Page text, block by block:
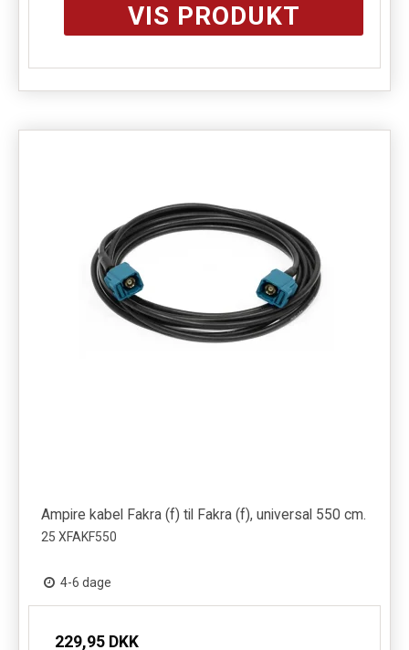
VIS PRODUKT
Ampire kabel Fakra (f) til Fakra (f), universal 550 cm.
25 XFAKF550
4-6 dage
229,95 DKK